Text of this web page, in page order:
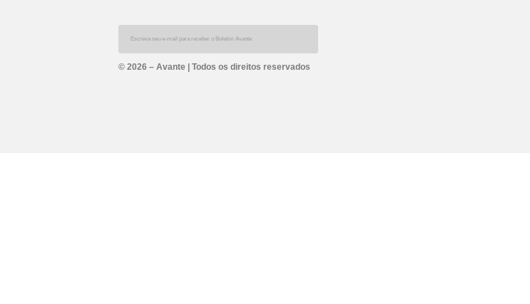
© 2026 – Avante | Todos os direitos reservados